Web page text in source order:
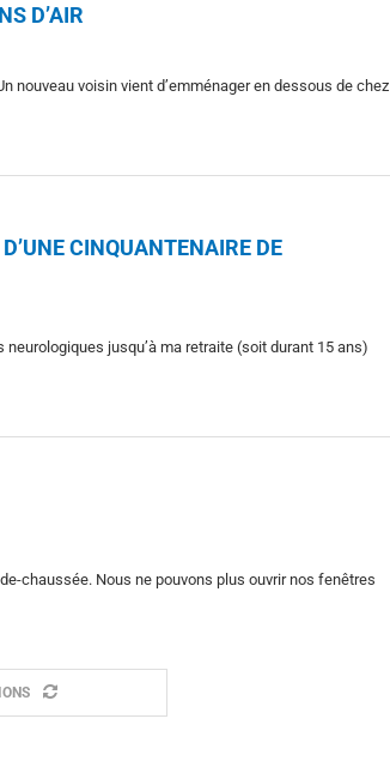
D’AIR
nouveau voisin vient d’emménager en dessous de chez
CINQUANTENAIRE DE
jusqu’à ma retraite (soit durant 15 ans)
chaussée. Nous ne pouvons plus ouvrir nos fenêtres